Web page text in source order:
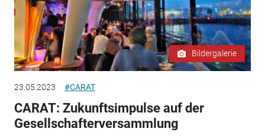
Bildergalerie
23.05.2023 #CARAT
CARAT: Zukunftsimpulse auf der
Gesellschafterversammlung